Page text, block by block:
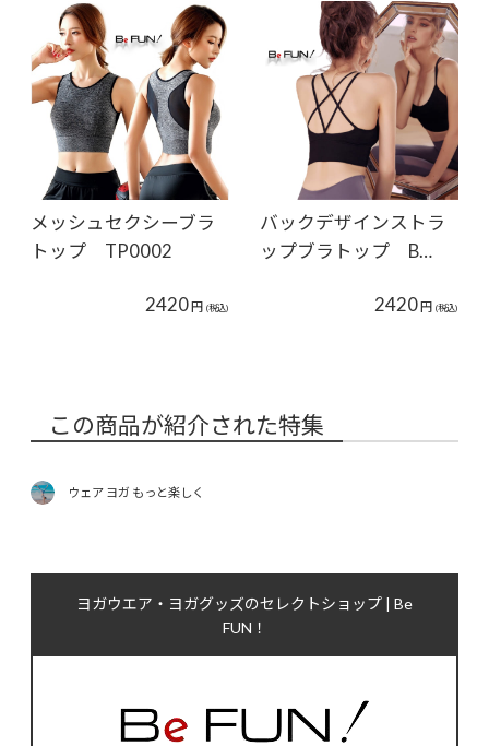
メッシュセクシーブラ
トップ TP0002
2420円 (税込)
バックデザインストラ
ップブラトップ B…
2420円 (税込)
この商品が紹介された特集
ウェア ヨガ もっと楽しく
ヨガウエア・ヨガグッズのセレクトショップ | Be
FUN！